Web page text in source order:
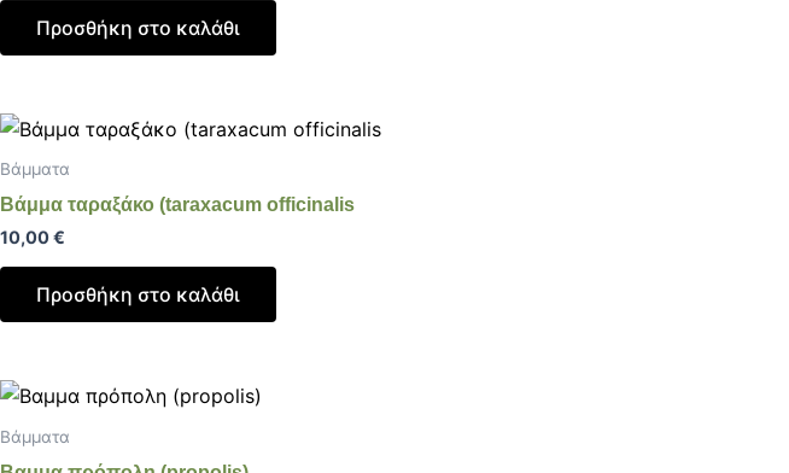
Προσθήκη στο καλάθι
Βάμματα
Βάμμα ταραξάκο (taraxacum officinalis
10,00€
Προσθήκη στο καλάθι
Βάμματα